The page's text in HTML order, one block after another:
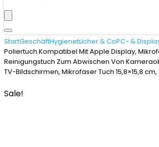
StartGeschäftHygienetücher & CoPC- &
Poliertuch Kompatibel Mit Apple Display,
Reinigungstuch Zum Abwischen Von
TV-Bildschirmen, Mikrofaser Tuch 15,8×15,8
Sale!